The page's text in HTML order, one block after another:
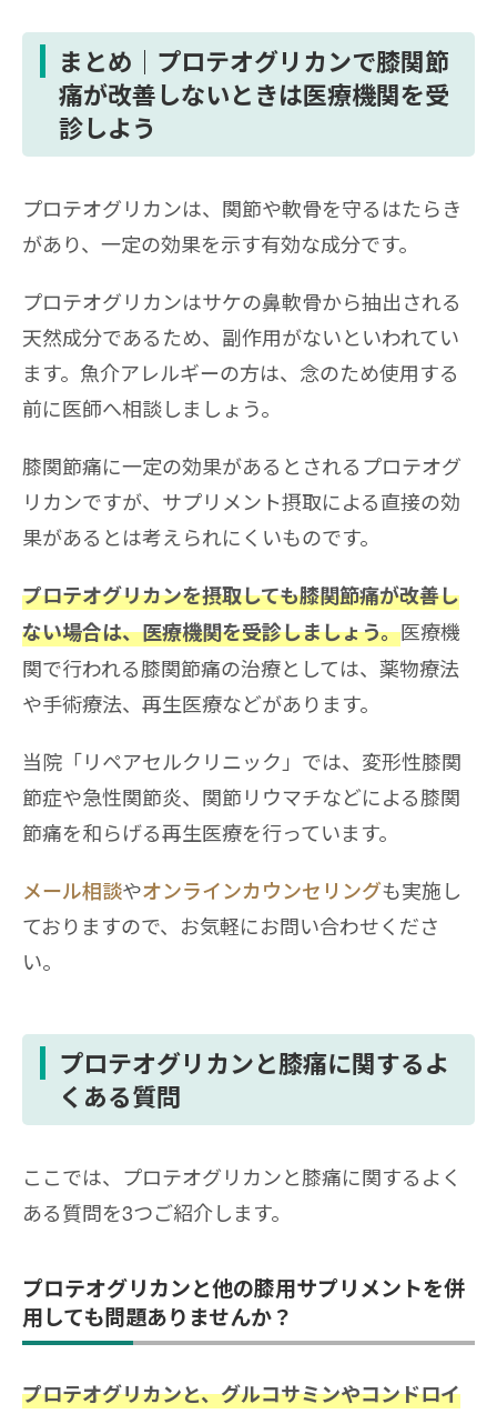
まとめ｜プロテオグリカンで膝関節
痛が改善しないときは医療機関を受
診しよう
プロテオグリカンは、関節や軟骨を守るはたらき
があり、一定の効果を示す有効な成分です。
プロテオグリカンはサケの鼻軟骨から抽出される
天然成分であるため、副作用がないといわれてい
ます。魚介アレルギーの方は、念のため使用する
前に医師へ相談しましょう。
膝関節痛に一定の効果があるとされるプロテオグ
リカンですが、サプリメント摂取による直接の効
果があるとは考えられにくいものです。
プロテオグリカンを摂取しても膝関節痛が改善し
ない場合は、医療機関を受診しましょう。医療機
関で行われる膝関節痛の治療としては、薬物療法
や手術療法、再生医療などがあります。
当院「リペアセルクリニック」では、変形性膝関
節症や急性関節炎、関節リウマチなどによる膝関
節痛を和らげる再生医療を行っています。
メール相談やオンラインカウンセリングも実施し
ておりますので、お気軽にお問い合わせくださ
い。
プロテオグリカンと膝痛に関するよ
くある質問
ここでは、プロテオグリカンと膝痛に関するよく
ある質問を3つご紹介します。
プロテオグリカンと他の膝用サプリメントを併
用しても問題ありませんか？
プロテオグリカンと、グルコサミンやコンドロイ